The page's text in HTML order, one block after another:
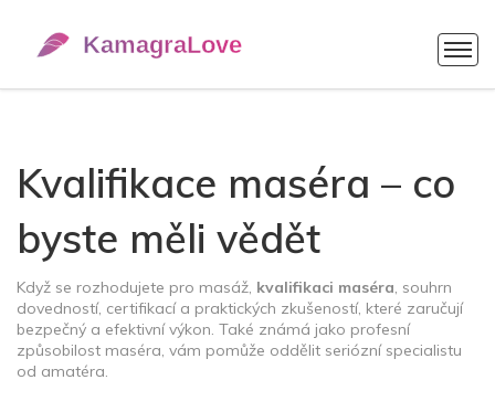
Kvalifikace maséra – co
byste měli vědět
Když se rozhodujete pro masáž, kvalifikaci maséra, souhrn
dovedností, certifikací a praktických zkušeností, které zaručují
bezpečný a efektivní výkon. Také známá jako profesní
způsobilost maséra, vám pomůže oddělit seriózní specialistu
od amatéra.